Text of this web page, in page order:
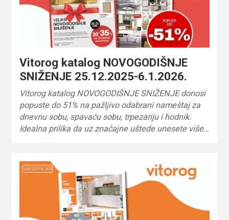
Vitorog katalog NOVOGODIŠNJE
SNIŽENJE 25.12.2025-6.1.2026.
Vitorog katalog NOVOGODIŠNJE SNIŽENJE donosi
popuste do 51% na pažljivo odabrani nameštaj za
dnevnu sobu, spavaću sobu, trpezariju i hodnik.
Idealna prilika da uz značajne uštede unesete više…